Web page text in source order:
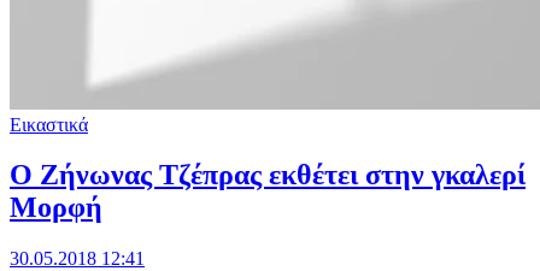
Εικαστικά
Ο Ζήνωνας Τζέπρας εκθέτει στην γκαλερί
Μορφή
30.05.2018 12:41